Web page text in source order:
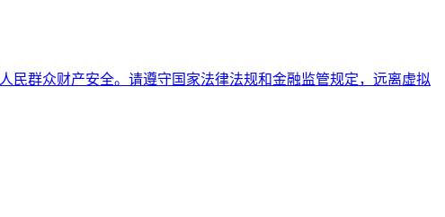
民群众财产安全。请遵守国家法律法规和金融监管规定，远离虚拟